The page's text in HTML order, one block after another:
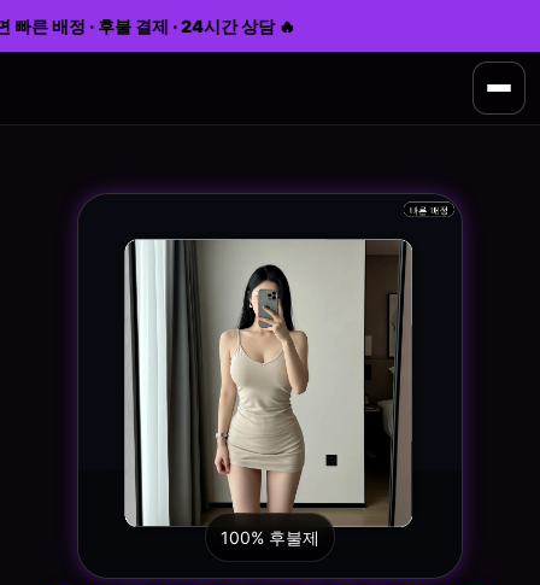
른 배정 · 후불 결제 · 24시간 상담 🔥
100% 후불제